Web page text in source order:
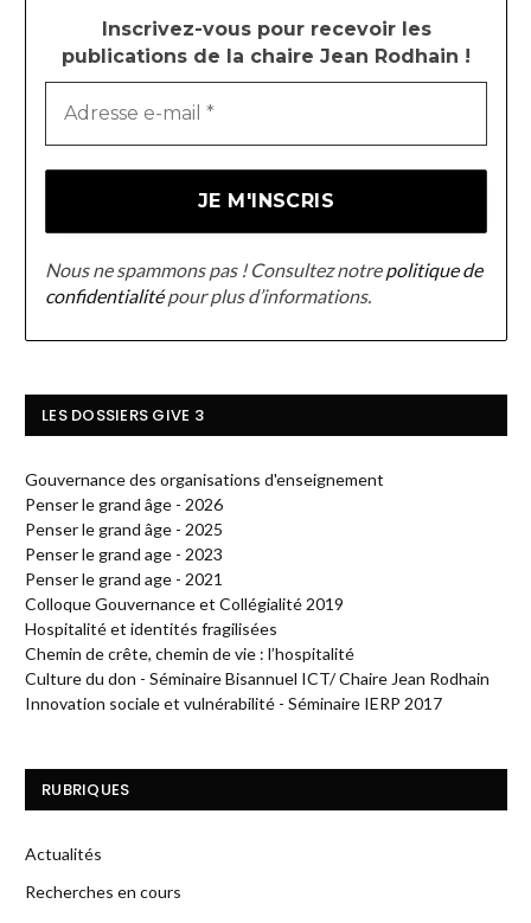
Inscrivez-vous pour recevoir les
publications de la chaire Jean Rodhain !
Nous ne spammons pas ! Consultez notrepolitique de
confidentialitépour plus d’informations.
LES DOSSIERS GIVE 3
Gouvernance des organisations d'enseignement
Penser le grand âge - 2026
Penser le grand âge - 2025
Penser le grand age - 2023
Penser le grand age - 2021
Colloque Gouvernance et Collégialité 2019
Hospitalité et identités fragilisées
Chemin de crête, chemin de vie : l’hospitalité
Culture du don - Séminaire Bisannuel ICT/ Chaire Jean Rodhain
Innovation sociale et vulnérabilité - Séminaire IERP 2017
RUBRIQUES
Actualités
Recherches en cours